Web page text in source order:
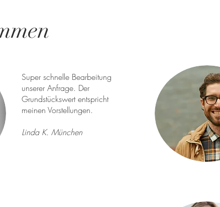
Super schnelle Bearbeitung
unserer Anfrage. Der
Grundstückswert entspricht
meinen Vorstellungen.
Linda K. München